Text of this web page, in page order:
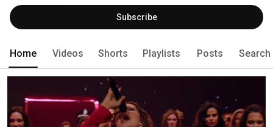
Subscribe
Home Videos Shorts Playlists Posts Search